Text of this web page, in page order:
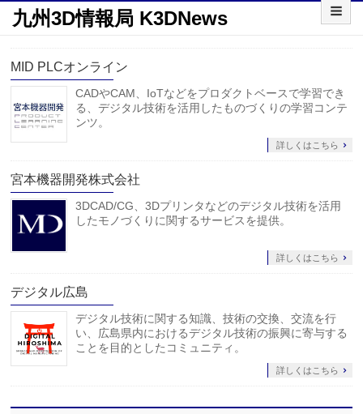
九州3D情報局 K3DNews
MID PLCオンライン
CADやCAM、IoTなどをプロダクトベースで学習でき
る、デジタル技術を活用したものづくりの学習コンテ
ンツ。
詳しくはこちら
宮本機器開発株式会社
3DCAD/CG、3Dプリンタなどのデジタル技術を活用
したモノづくりに関するサービスを提供。
詳しくはこちら
デジタル広島
デジタル技術に関する知識、技術の交換、交流を行
い、広島県内におけるデジタル技術の振興に寄与する
ことを目的としたコミュニティ。
詳しくはこちら